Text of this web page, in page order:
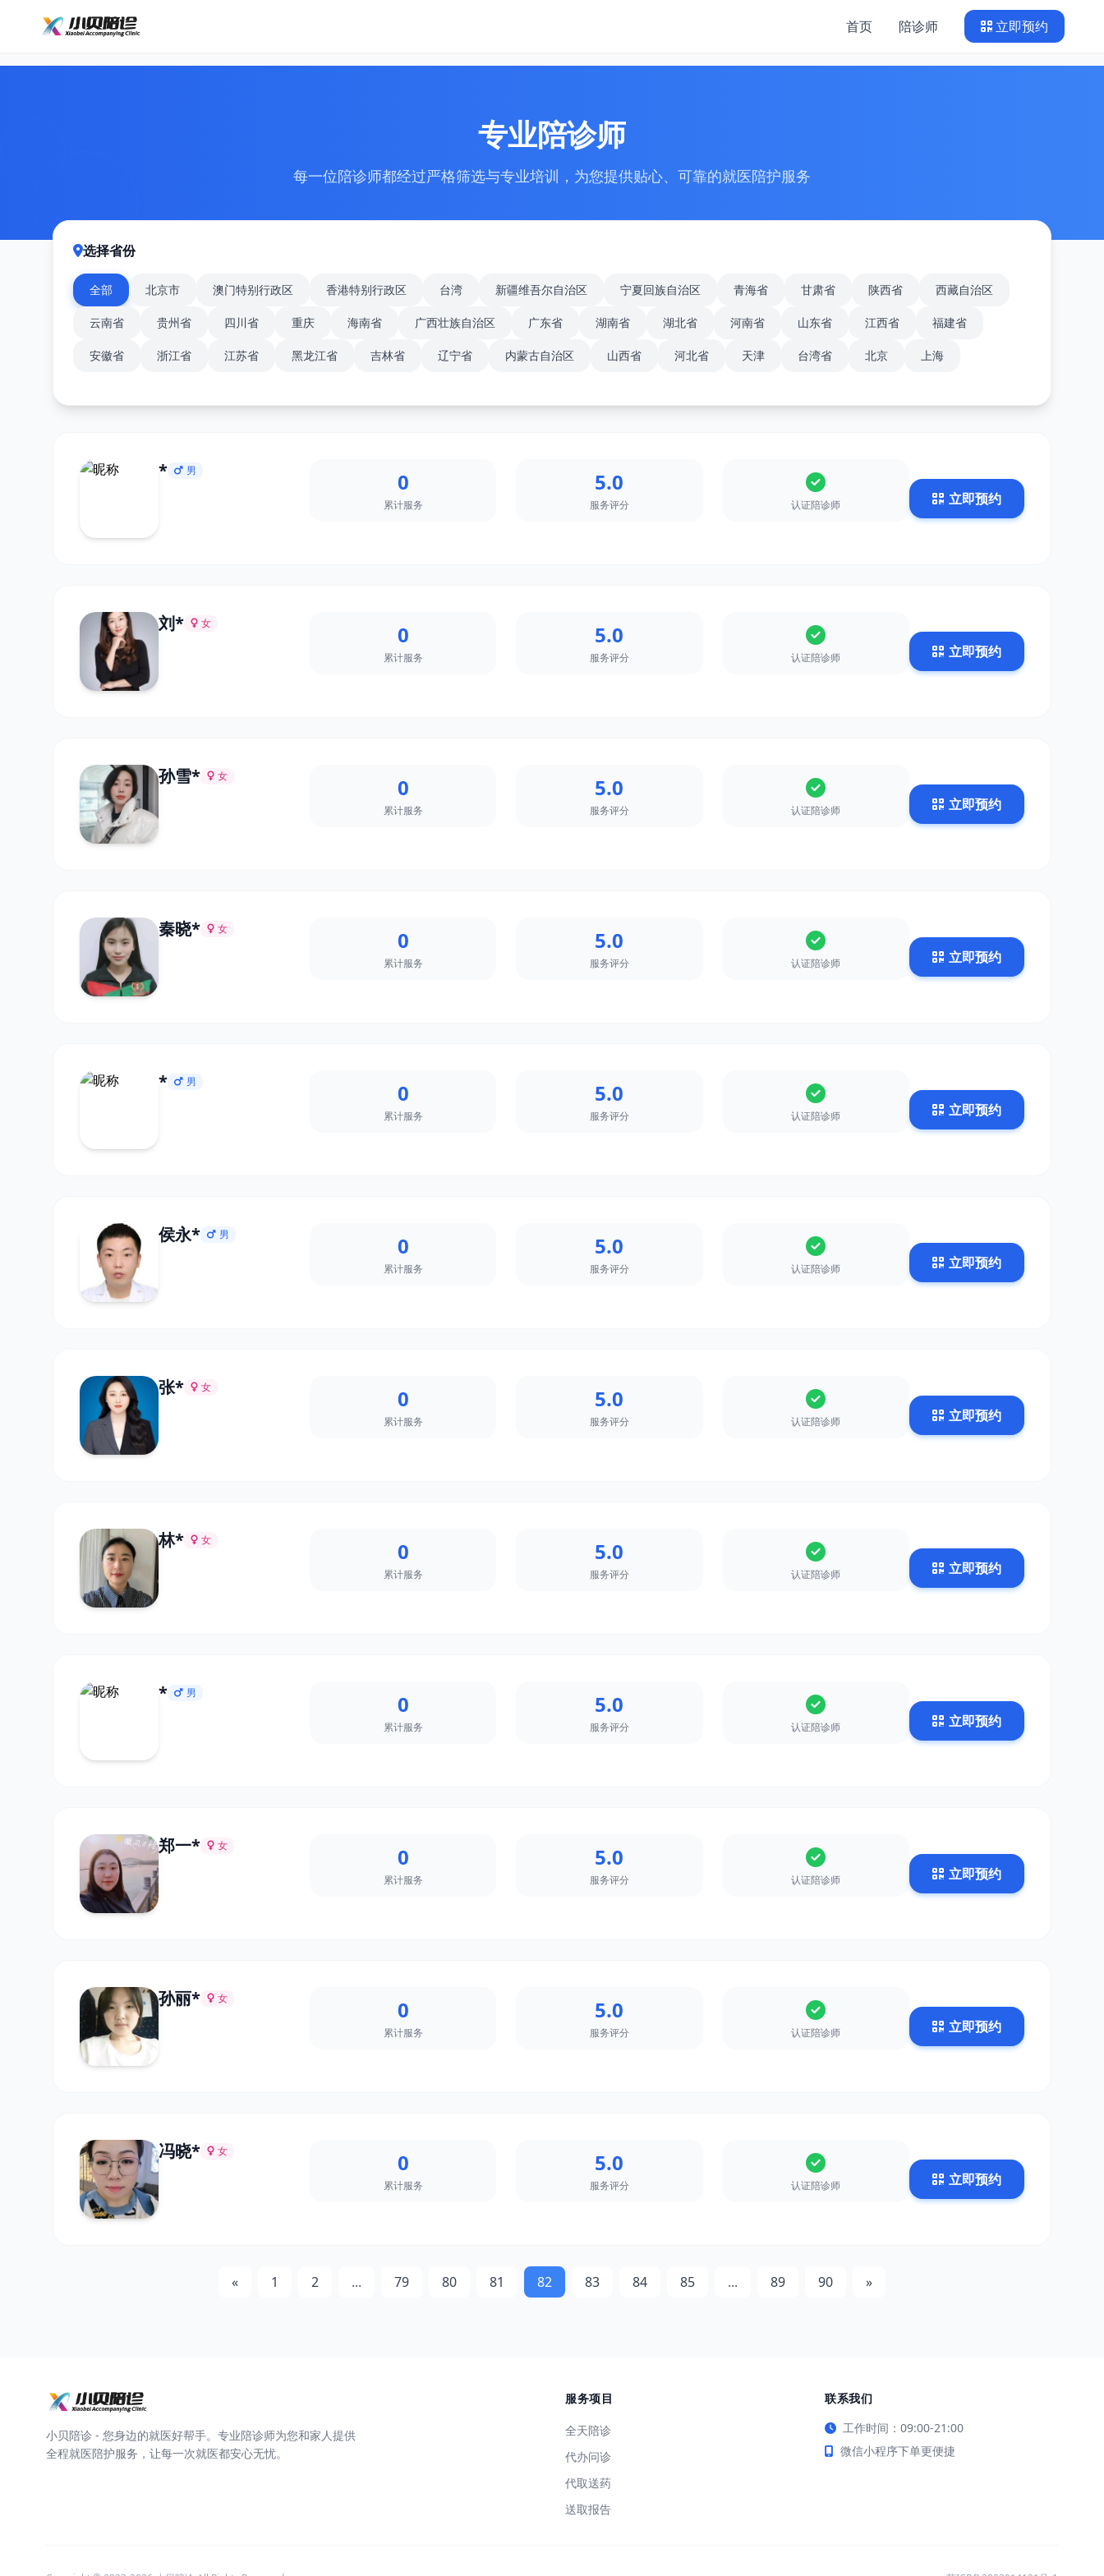
首页 陪诊师 立即预约
专业陪诊师
每一位陪诊师都经过严格筛选与专业培训，为您提供贴心、可靠的就医陪护服务
选择省份
全部 北京市 澳门特别行政区 香港特别行政区 台湾 新疆维吾尔自治区 宁夏回族自治区 青海省 甘肃省 陕西省 西藏自治区
云南省 贵州省 四川省 重庆 海南省 广西壮族自治区 广东省 湖南省 湖北省 河南省 山东省 江西省 福建省
安徽省 浙江省 江苏省 黑龙江省 吉林省 辽宁省 内蒙古自治区 山西省 河北省 天津 台湾省 北京 上海
* 男 0
累计服务
5.0
服务评分 认证陪诊师 立即预约
刘* 女 0
累计服务
5.0
服务评分 认证陪诊师 立即预约
孙雪* 女 0
累计服务
5.0
服务评分 认证陪诊师 立即预约
秦晓* 女 0
累计服务
5.0
服务评分 认证陪诊师 立即预约
* 男 0
累计服务
5.0
服务评分 认证陪诊师 立即预约
侯永* 男 0
累计服务
5.0
服务评分 认证陪诊师 立即预约
张* 女 0
累计服务
5.0
服务评分 认证陪诊师 立即预约
林* 女 0
累计服务
5.0
服务评分 认证陪诊师 立即预约
* 男 0
累计服务
5.0
服务评分 认证陪诊师 立即预约
郑一* 女 0
累计服务
5.0
服务评分 认证陪诊师 立即预约
孙丽* 女 0
累计服务
5.0
服务评分 认证陪诊师 立即预约
冯晓* 女 0
累计服务
5.0
服务评分 认证陪诊师 立即预约
« 1 2 ... 79 80 81 82 83 84 85 ... 89 90 »
小贝陪诊 - 您身边的就医好帮手。专业陪诊师为您和家人提供
全程就医陪护服务，让每一次就医都安心无忧。
服务项目
全天陪诊
代办问诊
代取送药
送取报告
联系我们
工作时间：09:00-21:00
微信小程序下单更便捷